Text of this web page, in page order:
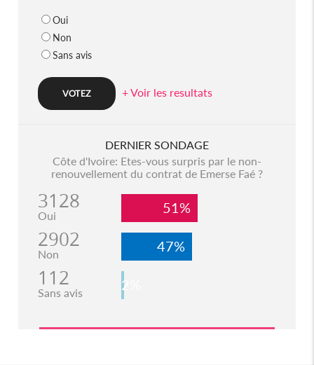
Oui
Non
Sans avis
+ Voir les resultats
DERNIER SONDAGE
Côte d'Ivoire: Etes-vous surpris par le non-
renouvellement du contrat de Emerse Faé ?
3128
Oui 51%
2902
Non 47%
112
Sans avis 2%